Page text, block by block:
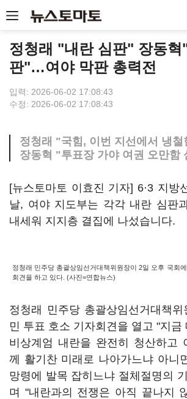
정청래 "내란 심판" 장동혁
판"…여야 막판 총력전
입력: 2026-06-02 17:08:43
수정: 2026-06-02 17:08:43
정청래 "국힘, 이번 지선에서 냉
장동혁 "투표장 가야 여권 오만함
[뉴스토마토 이효진 기자] 6·3 지방
날, 여야 지도부는 각각 내란 심판
내세워 지지층 결집에 나섰습니다.
정청래 민주당 총괄상임선거대책위원장이 2일 오후 국회
회견을 하고 있다. (사진=연합뉴스)
정청래 민주당 총괄상임선거대책
민 투표 호소 기자회견을 열고 "지금
비상계엄 내란을 완전히 청산하고
께 활기찬 미래로 나아가느냐 아니
망령에 발목 잡히느냐 절체절명의
며 "내란과의 전쟁은 아직 끝나지